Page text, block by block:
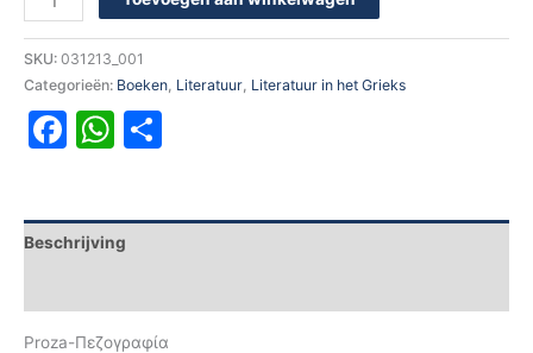
SKU: 031213_001
Categorieën: Boeken, Literatuur, Literatuur in het Grieks
Facebook
WhatsApp
Beschrijving
Proza-Πεζογραφία